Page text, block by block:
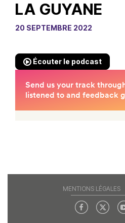
LA GUYANE
20 SEPTEMBRE 2022
Écouter le podcast
MENTIONS LÉGALES